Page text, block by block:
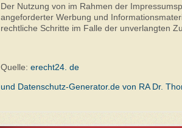
Der Nutzung von im Rahmen der
angeforderter Werbung und
rechtliche Schritte im Falle der unverlangten
Quelle: erecht24. de
und Datenschutz-Generator.de von RA Dr.